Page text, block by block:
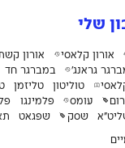
שלי
אורון קלאסי אורון
גראנג׳ במברגר חד
טוליטון טליזמן
עומס פלמינגו
שסק שפגאט